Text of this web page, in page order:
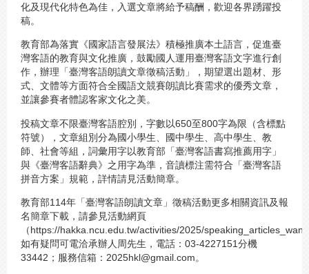
化及現代化特色為佳，入選文章將給予稿酬，歡迎各界踴躍投
稿。
教育部為落實《國家語言發展法》積極推廣本土語言，促進臺
灣客語的教育與文化推廣，鼓勵國人運用臺灣客語文字進行創
作，辦理「臺灣客語朗讀文章徵稿活動」，期望選出題材、形
式、文體等方面符合全國語文競賽朗讀比賽需求的優秀文章，
並讓參賽者體認客家文化之美。
投稿文章不限臺灣客語腔別，字數以650至800字為限（含標點
符號），文章組別分為國小學生、國中學生、高中學生、教
師、社會等組，詞彙用字以教育部「臺灣客語書寫推薦用字」
與《臺灣客語辭典》之用字為準，音讀標注需符合「臺灣客語
拼音方案」規範，詳情請見活動簡章。
教育部114年「臺灣客語朗讀文章」徵稿活動更多相關資訊及報
名簡章下載，請參見活動網頁
（https://hakka.ncu.edu.tw/activities/2025/
如有疑問可電洽承辦人周先生，電話：03-4227151分機
33442；服務信箱：2025hkl@gmail.com。